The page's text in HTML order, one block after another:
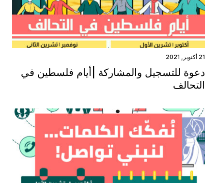
21 أكتوبر, 2021
دعوة للتسجيل والمشاركة |أيام فلسطين في
التحالف